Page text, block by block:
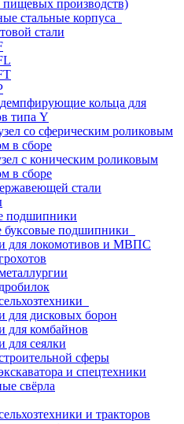
пищевых производств)
стальные корпуса
стали
кольца для
типа Y
со сферическим роликовым
в сборе
с коническим роликовым
в сборе
стали
подшипники
буксовые подшипники
для локомотивов и МВПС
дисковых борон
комбайнов
сеялки
сферы
и спецтехники
свёрла
и тракторов